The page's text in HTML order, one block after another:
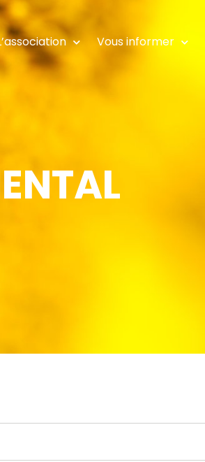
Vous informer